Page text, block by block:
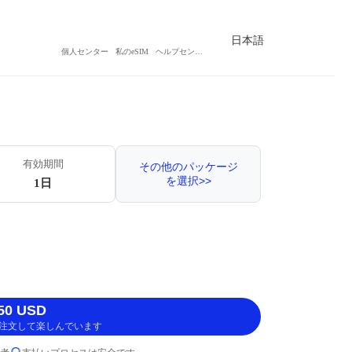
個人センター 私のeSIM
日本語
有効期間
1日
その他のパッケージ
を選択>>
USD
文して楽しんでいます